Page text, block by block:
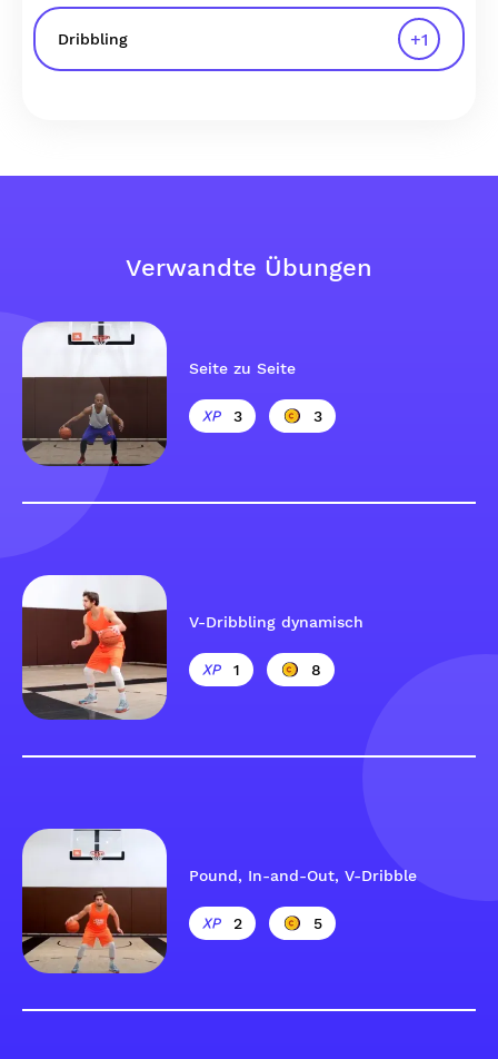
Dribbling +1
Verwandte Übungen
Seite zu Seite
3 3
V-Dribbling dynamisch
1 8
Pound, In-and-Out, V-Dribble
2 5